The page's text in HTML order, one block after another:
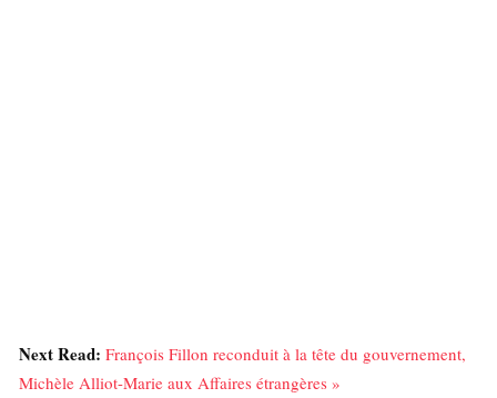
Next Read: François Fillon reconduit à la tête du gouvernement,
Michèle Alliot-Marie aux Affaires étrangères »